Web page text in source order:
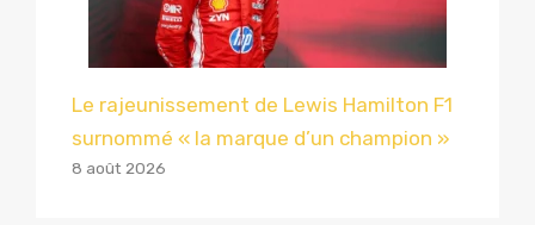
Le rajeunissement de Lewis Hamilton F1
surnommé « la marque d’un champion »
8 août 2026